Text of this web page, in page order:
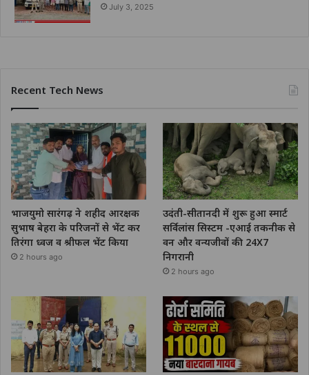
July 3, 2025
Recent Tech News
भाजयुमो सारंगढ़ ने शहीद आरक्षक
सुभाष बेहरा के परिजनों से भेंट कर
तिरंगा ध्वज व श्रीफल भेंट किया
2 hours ago
उदंती-सीतानदी में शुरू हुआ स्मार्ट
सर्विलांस सिस्टम -एआई तकनीक से
वन और वन्यजीवों की 24X7
निगरानी
2 hours ago